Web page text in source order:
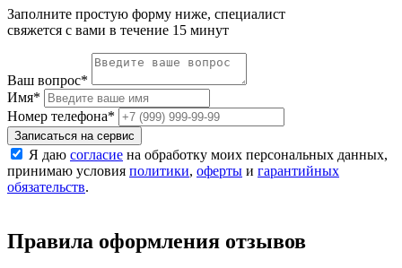
Заполните простую форму ниже, специалист
свяжется с вами в течение 15 минут
Ваш вопрос*
Имя*
Номер телефона*
Записаться на сервис
Я даю согласие на обработку моих персональных данных,
принимаю условия политики, оферты и гарантийных
обязательств.
Правила оформления отзывов